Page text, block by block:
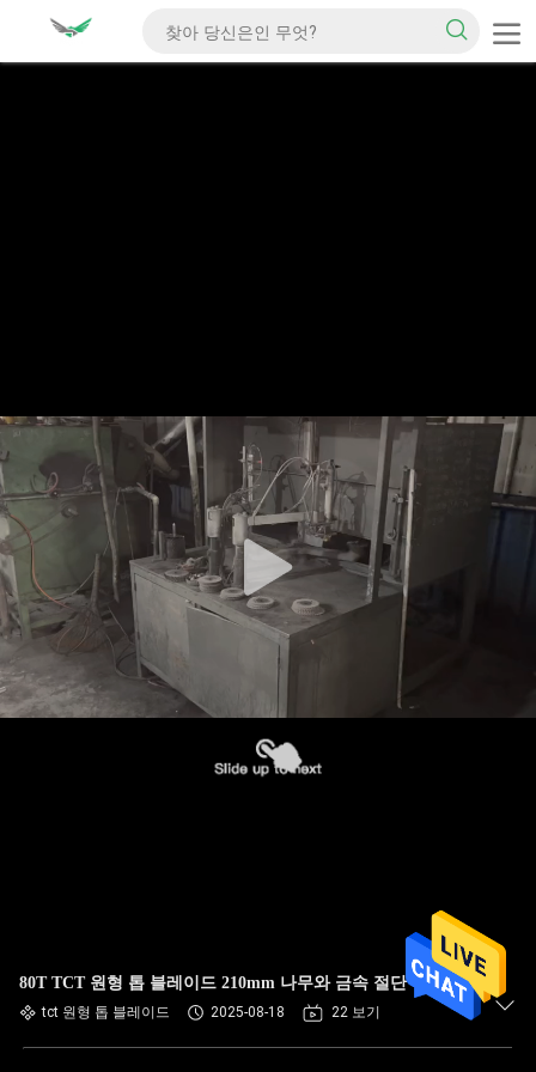
80T TCT 원형 톱 블레이드 210mm 나무와 금속 절단
tct 원형 톱 블레이드 2025-08-18 22 보기